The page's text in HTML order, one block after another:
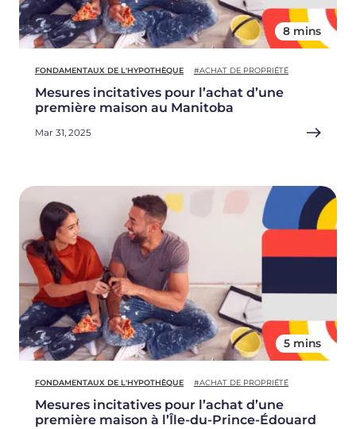
8 mins
FONDAMENTAUX DE L'HYPOTHÈQUE #ACHAT DE PROPRIÉTÉ
Mesures incitatives pour l’achat d’une
première maison au Manitoba
Mar 31, 2025
5 mins
FONDAMENTAUX DE L'HYPOTHÈQUE #ACHAT DE PROPRIÉTÉ
Mesures incitatives pour l’achat d’une
première maison à l’Île-du-Prince-Édouard